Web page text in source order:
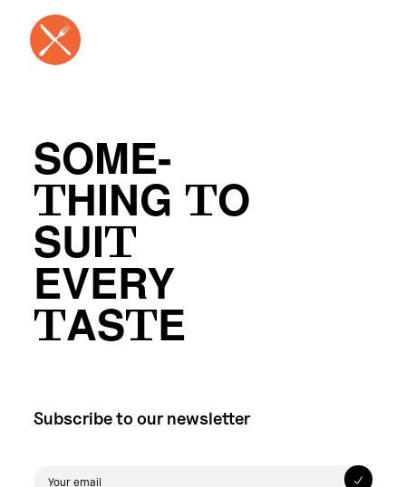
SOME-
THING TO
SUIT
EVERY
TASTE
Subscribe to our newsletter